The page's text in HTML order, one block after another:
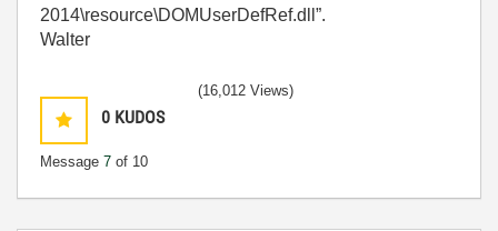
2014\resource\DOMUserDefRef.dll”.
Walter
0 KUDOS
Message 7 of 10
(16,012 Views)